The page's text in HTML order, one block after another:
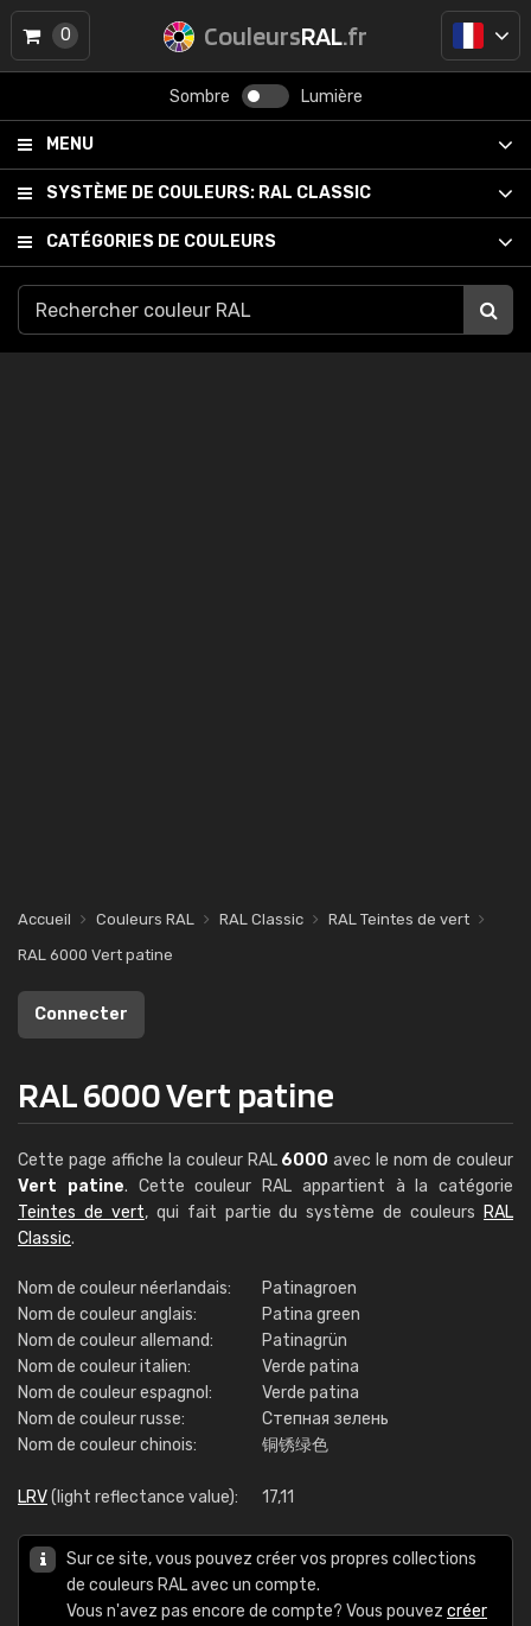
CouleursRAL.fr
Sombre Lumière
MENU
SYSTÈME DE COULEURS: RAL CLASSIC
CATÉGORIES DE COULEURS
0
Accueil Couleurs RAL RAL Classic
RAL Teintes de vert
RAL 6000 Vert patine
Connecter
RAL 6000 Vert patine
Cette page affiche la couleur RAL 6000 avec le nom de couleur
Vert patine. Cette couleur RAL appartient à la catégorie
Teintes de vert, qui fait partie du système de couleurs RAL
Classic.
Nom de couleur néerlandais:
Patinagroen
Nom de couleur anglais:
Patina green
Nom de couleur allemand:
Patinagrün
Nom de couleur italien:
Verde patina
Nom de couleur espagnol:
Verde patina
Nom de couleur russe:
Степная зелень
Nom de couleur chinois:
铜锈绿色
LRV(light reflectance value): 17,11
Sur ce site, vous pouvez créer vos propres collections
de couleurs RAL avec un compte.
Vous n'avez pas encore de compte? Vous pouvez créer